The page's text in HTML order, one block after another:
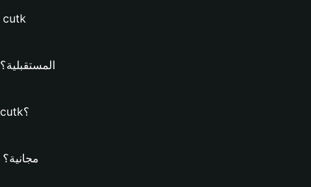
أسباب تميز عملة cutk
ما إمكانات cutk المستقبلية؟
هل سيرتفع سعر cutk؟
هل محفظة cutk مجانية؟